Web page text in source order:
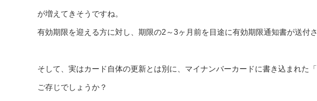
が増えてきそうですね。
有効期限を迎える方に対し、期限の2～3ヶ月前を目途に有効期限通知書が送付
そして、実はカード自体の更新とは別に、マイナンバーカードに書き込まれた
ご存じでしょうか？